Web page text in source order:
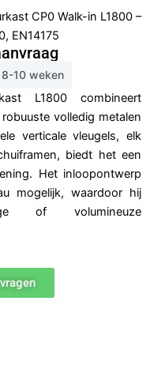
CP0 Walk-in L1800 –
EN14175
10 weken
L1800 combineert
volledig metalen
verticale vleugels, elk
biedt het een
Het inloopontwerp
mogelijk, waardoor hij
of volumineuze